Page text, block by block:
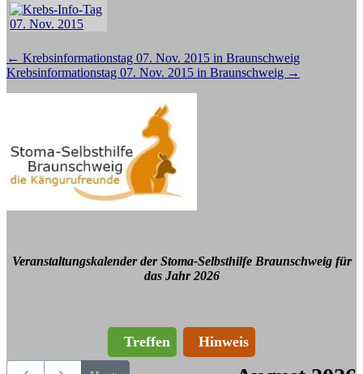
Beitragsnavigation
← Krebsinformationstag 07. Nov. 2015 in Braunschweig
Krebsinformationstag 07. Nov. 2015 in Braunschweig →
Veranstaltungskalender der Stoma-Selbsthilfe Braunschweig für
das Jahr 2026
Treffen Hinweis